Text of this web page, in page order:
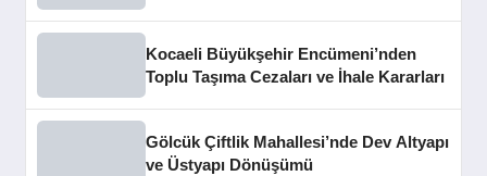
Kocaeli Büyükşehir Encümeni’nden
Toplu Taşıma Cezaları ve İhale Kararları
Gölcük Çiftlik Mahallesi’nde Dev Altyapı
ve Üstyapı Dönüşümü